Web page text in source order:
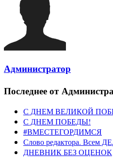
Администратор
Последнее от
С ДНЕМ ВЕЛИКОЙ
С ДНЕМ ПОБЕДЫ!
#ВМЕСТЕГОРДИМСЯ
Слово редактора. Всем
ДНЕВНИК БЕЗ ОЦЕНОК